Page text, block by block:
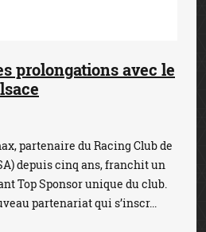
prolongations avec le
partenaire du Racing Club de
depuis cinq ans, franchit un
Top Sponsor unique du club.
partenariat qui s’inscr...